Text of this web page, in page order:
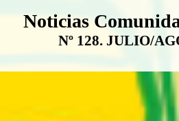
Boletín Noticias
Noticias
Nº 128. JULIO/